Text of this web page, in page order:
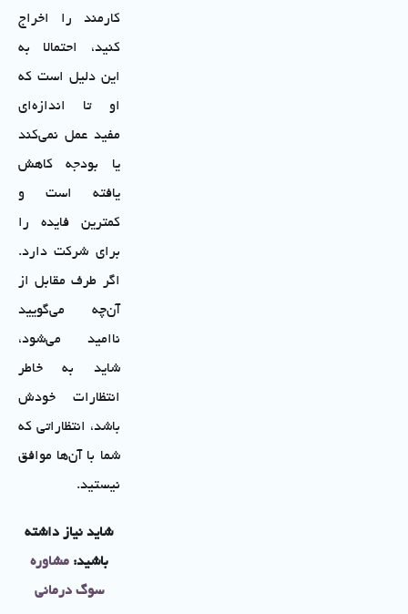
کارمند را اخراج
کنید، احتمالا به
این دلیل است که
او تا اندازه‌ای
مفید عمل نمی‌کند
یا بودجه کاهش
یافته است و
کمترین فایده را
برای شرکت دارد.
اگر طرف مقابل از
آن‌چه می‌گویید
ناامید می‌شود،
شاید به خاطر
انتظارات خودش
باشد، انتظاراتی که
شما با آن‌ها موافق
نیستید.
شاید نیاز داشته
باشید:مشاوره
سوگ درمانی